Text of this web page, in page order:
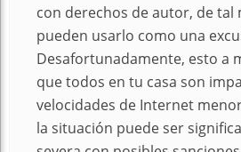
con derechos de autor, de tal
pueden usarlo como una
Desafortunadamente, esto a
que todos en tu casa son
velocidades de Internet
la situación puede ser